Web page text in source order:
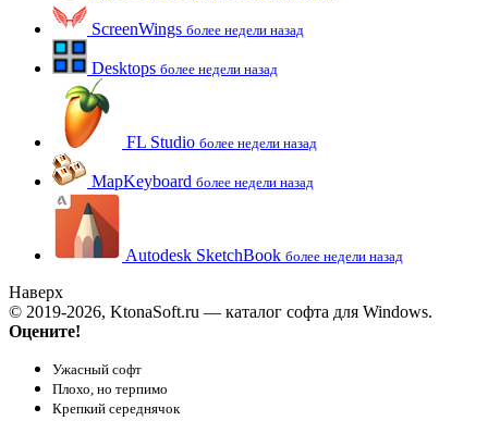
ScreenWings более недели назад
Desktops более недели назад
FL Studio более недели назад
MapKeyboard более недели назад
Autodesk SketchBook более недели назад
Наверх
© 2019-2026, KtonaSoft.ru — каталог софта для Windows.
Оцените!
Ужасный софт
Плохо, но терпимо
Крепкий середнячок